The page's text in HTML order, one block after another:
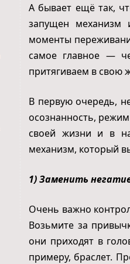
А бывает ещё так,
запущен механизм
моменты
самое главное —
притягиваем в свою
В первую очередь,
осознанность,
своей жизни и в
механизм, который
1) Заменить
Очень важно
Возьмите за
они приходят в
примеру, браслет.